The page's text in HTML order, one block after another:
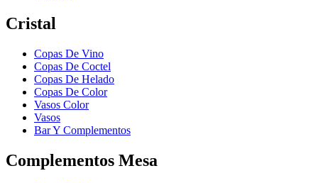
Cristal
Copas De Vino
Copas De Coctel
Copas De Helado
Copas De Color
Vasos Color
Vasos
Bar Y Complementos
Complementos Mesa